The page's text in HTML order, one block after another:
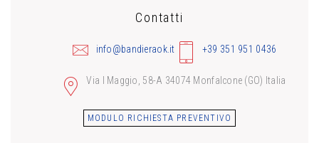
Contatti
info@bandieraok.it +39 351 951 0436
Via I Maggio, 58-A 34074 Monfalcone (GO) Italia
MODULO RICHIESTA PREVENTIVO